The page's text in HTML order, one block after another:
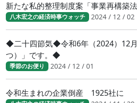
新たな私的整理制度案「事業再構築法
八木宏之の経済時事ウォッチ 2024 / 12 / 02
◆二十四節気◆令和6年（2024）12
つ）」です。◆
季節のお便り 2024 / 12 / 01
令和生まれの企業倒産 1925社に